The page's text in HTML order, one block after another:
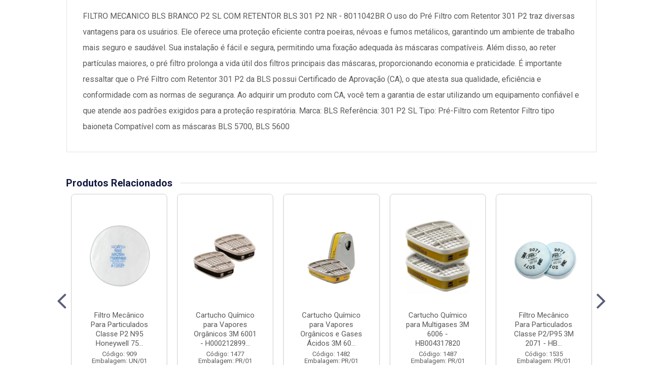
FILTRO MECANICO BLS BRANCO P2 SL COM RETENTOR BLS 301 P2 NR - 8011042BR O uso do Pré Filtro com Retentor 301 P2 traz diversas
vantagens para os usuários. Ele oferece uma proteção eficiente contra poeiras, névoas e fumos metálicos, garantindo um ambiente de trabalho
mais seguro e saudável. Sua instalação é fácil e segura, permitindo uma fixação adequada às máscaras compatíveis. Além disso, ao reter
partículas maiores, o pré filtro prolonga a vida útil dos filtros principais das máscaras, proporcionando economia e praticidade. É importante
ressaltar que o Pré Filtro com Retentor 301 P2 da BLS possui Certificado de Aprovação (CA), o que atesta sua qualidade, eficiência e
conformidade com as normas de segurança. Ao adquirir um produto com CA, você tem a garantia de estar utilizando um equipamento confiável e
que atende aos padrões exigidos para a proteção respiratória. Marca: BLS Referência: 301 P2 SL Tipo: Pré-Filtro com Retentor Filtro tipo
baioneta Compatível com as máscaras BLS 5700, BLS 5600
Produtos Relacionados
Filtro Mecânico
Para Particulados
Classe P2 N95
Honeywell 75...
Código: 909
Embalagem: UN/01
Cartucho Químico
para Vapores
Orgânicos 3M 6001
- H000212899...
Código: 1477
Embalagem: PR/01
Cartucho Químico
para Vapores
Orgânicos e Gases
Ácidos 3M 60...
Código: 1482
Embalagem: PR/01
Cartucho Químico
para Multigases 3M
6006 -
HB004317820
Código: 1487
Embalagem: PR/01
Filtro Mecânico
Para Particulados
Classe P2/P95 3M
2071 - HB...
Código: 1535
Embalagem: PR/01